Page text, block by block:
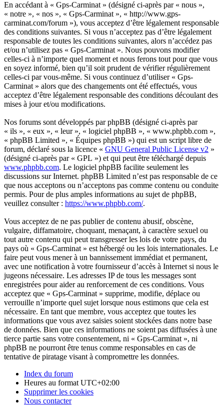
En accédant à « Gps-Carminat » (désigné ci-après par « nous »,
« notre », « nos », « Gps-Carminat », « http://www.gps-
carminat.com/forum »), vous acceptez d’être légalement responsable
des conditions suivantes. Si vous n’acceptez pas d’être légalement
responsable de toutes les conditions suivantes, alors n’accédez pas
et/ou n’utilisez pas « Gps-Carminat ». Nous pouvons modifier
celles-ci à n’importe quel moment et nous ferons tout pour que vous
en soyez informé, bien qu’il soit prudent de vérifier régulièrement
celles-ci par vous-même. Si vous continuez d’utiliser « Gps-
Carminat » alors que des changements ont été effectués, vous
acceptez d’être légalement responsable des conditions découlant des
mises à jour et/ou modifications.
Nos forums sont développés par phpBB (désigné ci-après par
« ils », « eux », « leur », « logiciel phpBB », « www.phpbb.com »,
« phpBB Limited », « Équipes phpBB ») qui est un script libre de
forum, déclaré sous la licence « GNU General Public License v2 »
(désigné ci-après par « GPL ») et qui peut être téléchargé depuis
www.phpbb.com. Le logiciel phpBB facilite seulement les
discussions sur Internet. phpBB Limited n’est pas responsable de ce
que nous acceptons ou n’acceptons pas comme contenu ou conduite
permis. Pour de plus amples informations au sujet de phpBB,
veuillez consulter : https://www.phpbb.com/.
Vous acceptez de ne pas publier de contenu abusif, obscène,
vulgaire, diffamatoire, choquant, menaçant, à caractère sexuel ou
tout autre contenu qui peut transgresser les lois de votre pays, du
pays où « Gps-Carminat » est hébergé ou les lois internationales. Le
faire peut vous mener à un bannissement immédiat et permanent,
avec une notification à votre fournisseur d’accès à Internet si nous le
jugeons nécessaire. Les adresses IP de tous les messages sont
enregistrées pour aider au renforcement de ces conditions. Vous
acceptez que « Gps-Carminat » supprime, modifie, déplace ou
verrouille n’importe quel sujet lorsque nous estimons que cela est
nécessaire. En tant que membre, vous acceptez que toutes les
informations que vous avez saisies soient stockées dans notre base
de données. Bien que ces informations ne soient pas diffusées à une
tierce partie sans votre consentement, ni « Gps-Carminat », ni
phpBB ne pourront être tenus comme responsables en cas de
tentative de piratage visant à compromettre les données.
Index du forum
Heures au format UTC+02:00
Supprimer les cookies
Nous contacter